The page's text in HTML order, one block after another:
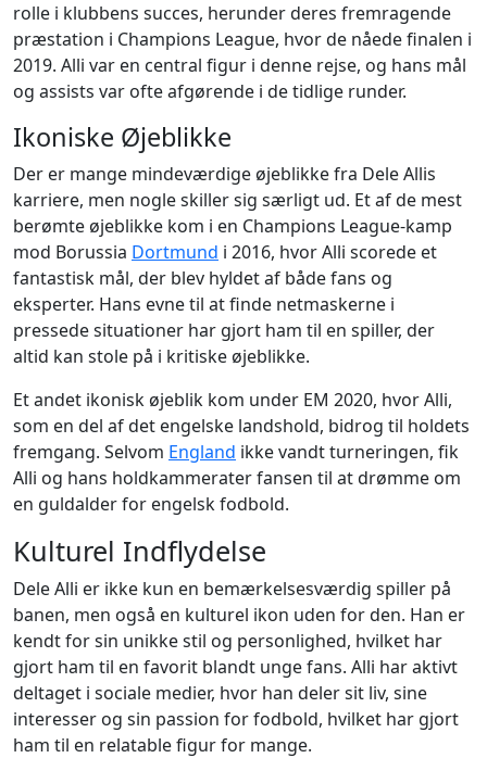
rolle i klubbens succes, herunder deres fremragende
præstation i Champions League, hvor de nåede finalen i
2019. Alli var en central figur i denne rejse, og hans mål
og assists var ofte afgørende i de tidlige runder.
Ikoniske Øjeblikke
Der er mange mindeværdige øjeblikke fra Dele Allis
karriere, men nogle skiller sig særligt ud. Et af de mest
berømte øjeblikke kom i en Champions League-kamp
mod Borussia Dortmund i 2016, hvor Alli scorede et
fantastisk mål, der blev hyldet af både fans og
eksperter. Hans evne til at finde netmaskerne i
pressede situationer har gjort ham til en spiller, der
altid kan stole på i kritiske øjeblikke.
Et andet ikonisk øjeblik kom under EM 2020, hvor Alli,
som en del af det engelske landshold, bidrog til holdets
fremgang. Selvom England ikke vandt turneringen, fik
Alli og hans holdkammerater fansen til at drømme om
en guldalder for engelsk fodbold.
Kulturel Indflydelse
Dele Alli er ikke kun en bemærkelsesværdig spiller på
banen, men også en kulturel ikon uden for den. Han er
kendt for sin unikke stil og personlighed, hvilket har
gjort ham til en favorit blandt unge fans. Alli har aktivt
deltaget i sociale medier, hvor han deler sit liv, sine
interesser og sin passion for fodbold, hvilket har gjort
ham til en relatable figur for mange.